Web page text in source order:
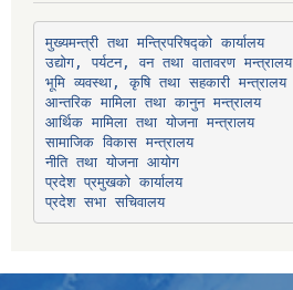
मुख्यमन्त्री तथा मन्त्रिपरिषद्को कार्यालय
उद्योग, पर्यटन, वन तथा वातावरण मन्त्रालय
भूमि व्यवस्था, कृषि तथा सहकारी मन्त्रालय
आन्तरिक मामिला तथा कानुन मन्त्रालय
आर्थिक मामिला तथा योजना मन्त्रालय
सामाजिक विकास मन्त्रालय
नीति तथा योजना आयोग
प्रदेश प्रमुखको कार्यालय
प्रदेश सभा सचिवालय